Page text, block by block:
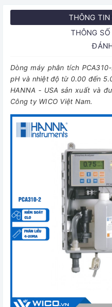
THÔNG
THÔNG
Dòng máy phân tích
pH và nhiệt độ từ 0.00 đến
HANNA - USA sản xuất và
Công ty WICO Việt Nam.